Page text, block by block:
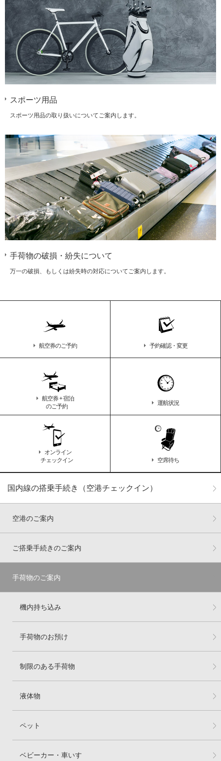
スポーツ用品
スポーツ用品の取り扱いについてご案内します。
手荷物の破損・紛失について
万一の破損、もしくは紛失時の対応についてご案内します。
国内線の搭乗手続き（空港チェックイン）
空港のご案内
ご搭乗手続きのご案内
手荷物のご案内
機内持ち込み
手荷物のお預け
制限のある手荷物
液体物
ペット
ベビーカー・車いす
航空券のご予約 予約確認・変更
航空券 + 宿泊
のご予約
運航状況
オンライン
チェックイン
空席待ち